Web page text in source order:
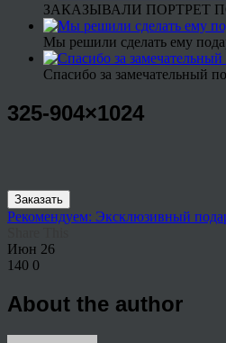
ЗАКАЗЫВАЛИ ПОРТРЕТ
Мы решили сделать ему
Спасибо за замечательный
325-904×1024
Заказать
Рекомендуем: Эксклюзивный
Июн 26
140 0
About the author